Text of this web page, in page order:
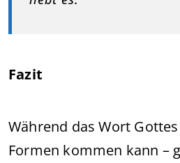
Fazit
Während das Wort
Formen kommen kann –